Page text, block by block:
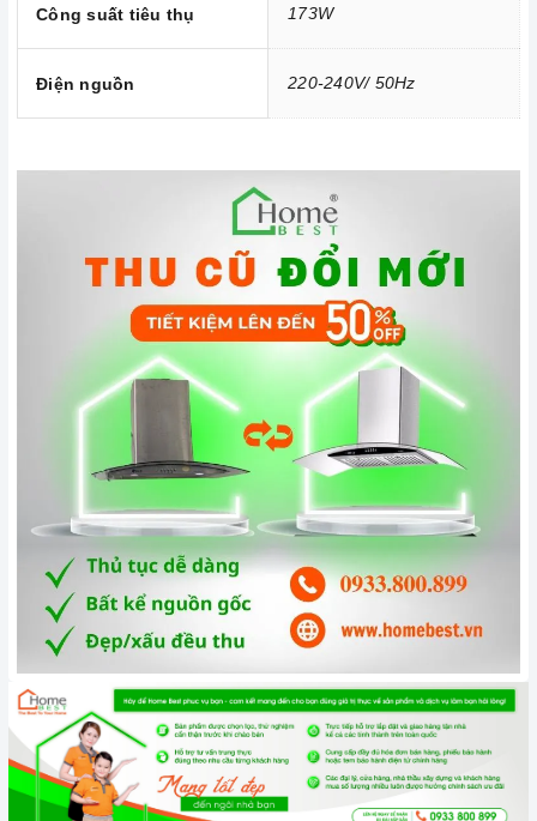
bạn nên sử dụng đúng tốc độ của máy, không nên lạm dụng
sử dụngmáy hút mùiở cấp độ cao.
Tầm 2 tháng bạn nên vệ sinh lưới lọc 1 lần. Nên bảo dưỡng
máy 12 tháng 1 lần cũng là cách để máy hoạt động tốt hơn.
3. Tại sao nên chọn mua sản phẩm tại Home Best?
Cam kết hàng chính hãng:Chúng tôi cam kết cung cấp sản
phẩm chính hãng 100%, có nguồn gốc, xuất xứ và chứng từ
Chế độ hỗ trợ bảo hành linh hoạt:Hướng dẫn sử dụng,
lắp đặt, chế độ bảo hành chính hãng, hậu mãi chuyên
nghiệp, đảm bảo rằng quý khách sẽ có trải nghiệm tuyệt vời
và không gặp bất kỳ khó khăn nào trong quá trình sử dụng
sản phẩm.
Vận chuyển lắp đặt nhanh chóng:Đội ngũ tư vấn viên,
nhân viên và kỹ thuật viên chuyên nghiệp, tận tâm sẽ đồng
hành cùng quý khách trong quá trình mua sắm và sử dụng
sản phẩm.
Công suất tiêu thụ 173W
Điện nguồn 220-240V/ 50Hz